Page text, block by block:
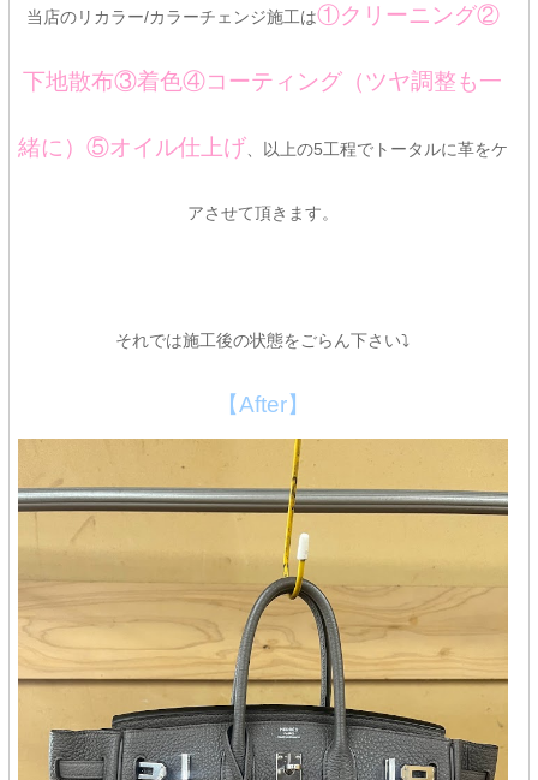
当店のリカラー/カラーチェンジ施工は①クリーニング②
下地散布③着色④コーティング（ツヤ調整も一
緒に）⑤オイル仕上げ 、以上の5工程でトータルに革をケ
アさせて頂きます。
それでは施工後の状態をごらん下さい⤵
【After】